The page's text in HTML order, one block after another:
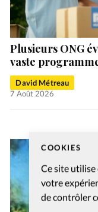
COOKIES
Ce site
votre
de contrôler
Plusieurs ONG
vaste
David Métreau
7 Août 2026